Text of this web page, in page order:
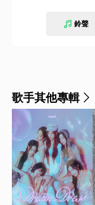
鈴聲
歌手其他專輯